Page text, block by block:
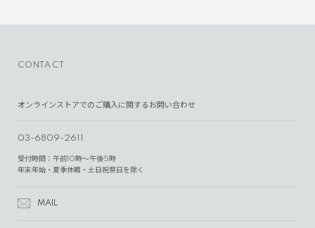
CONTACT
オンラインストアでのご購入に関するお問い合わせ
03-6809-2611
受付時間：午前10時～午後5時
年末年始・夏季休暇・土日祝祭日を除く
MAIL